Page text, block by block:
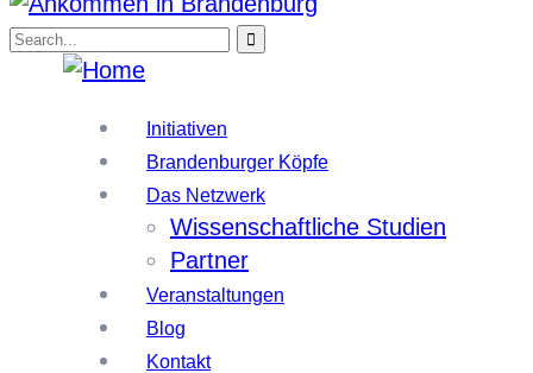
Initiativen
Brandenburger Köpfe
Das Netzwerk
Wissenschaftliche Studien
Partner
Veranstaltungen
Blog
Kontakt